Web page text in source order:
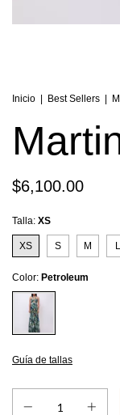
Inicio | Best Sellers |
$6,100.00
Talla: XS
XS S M L
Color: Petroleum
Guía de tallas